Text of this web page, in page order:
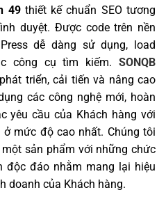
49thiết kế chuẩn SEO tương
duyệt. Được code trên nền
dễ dàng sử dụng, load
công cụ tìm kiếm. SONQB
triển, cải tiến và nâng cao
các công nghệ mới, hoàn
yêu cầu của Khách hàng với
mức độ cao nhất. Chúng tôi
sản phẩm với những chức
độc đáo nhằm mang lại hiệu
doanh của Khách hàng.